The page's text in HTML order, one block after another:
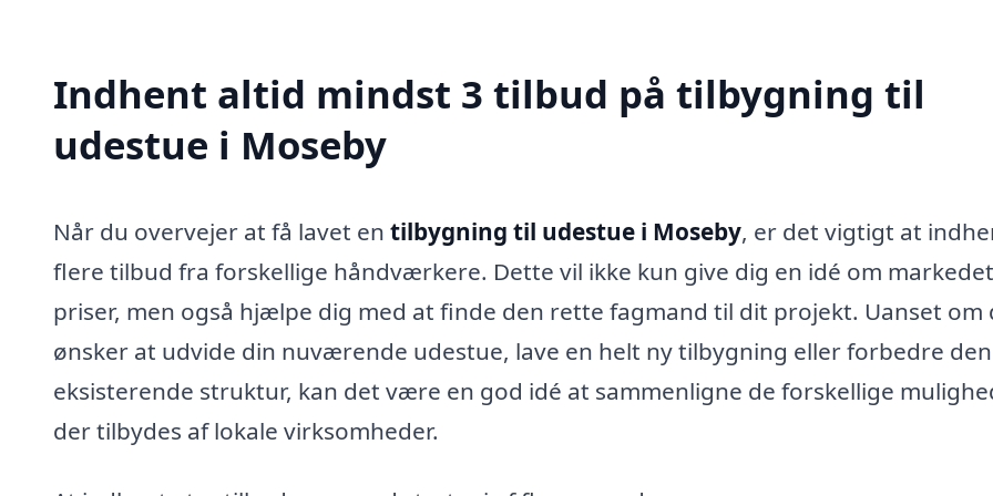
Indhent altid mindst 3 tilbud på tilbygning til
udestue i Moseby
Når du overvejer at få lavet en tilbygning til udestue i Moseby, er det vigtigt at
flere tilbud fra forskellige håndværkere. Dette vil ikke kun give dig en idé om
priser, men også hjælpe dig med at finde den rette fagmand til dit projekt. Uanset om
ønsker at udvide din nuværende udestue, lave en helt ny tilbygning eller forbedre den
eksisterende struktur, kan det være en god idé at sammenligne de forskellige
der tilbydes af lokale virksomheder.